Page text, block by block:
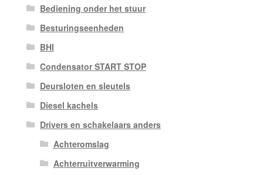
Bediening onder het stuur
Besturingseenheden
BHI
Condensator START STOP
Deursloten en sleutels
Diesel kachels
Drivers en schakelaars anders
Achteromslag
Achterruitverwarming